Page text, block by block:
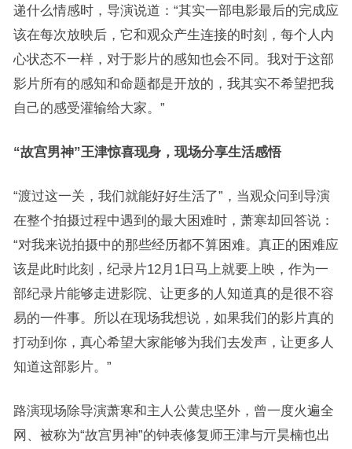
递什么情感时，导演说道：“其实一部电影最后的完成应
该在每次放映后，它和观众产生连接的时刻，每个人内
心状态不一样，对于影片的感知也会不同。我对于这部
影片所有的感知和命题都是开放的，我其实不希望把我
自己的感受灌输给大家。”
“故宫男神”王津惊喜现身，现场分享生活感悟
“渡过这一关，我们就能好好生活了”，当观众问到导演
在整个拍摄过程中遇到的最大困难时，萧寒却回答说：
“对我来说拍摄中的那些经历都不算困难。真正的困难应
该是此时此刻，纪录片12月1日马上就要上映，作为一
部纪录片能够走进影院、让更多的人知道真的是很不容
易的一件事。所以在现场我想说，如果我们的影片真的
打动到你，真心希望大家能够为我们去发声，让更多人
知道这部影片。”
路演现场除导演萧寒和主人公黄忠坚外，曾一度火遍全
网、被称为“故宫男神”的钟表修复师王津与亓昊楠也出